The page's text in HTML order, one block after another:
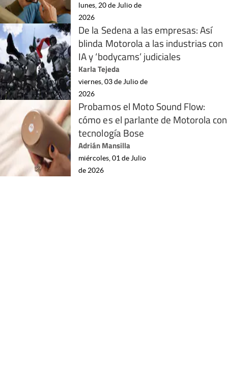
lunes, 20 de Julio de
2026
De la Sedena a las empresas: Así
blinda Motorola a las industrias con
IA y ‘bodycams’ judiciales
Karla Tejeda
viernes, 03 de Julio de
2026
Probamos el Moto Sound Flow:
cómo es el parlante de Motorola con
tecnología Bose
Adrián Mansilla
miércoles, 01 de Julio
de 2026